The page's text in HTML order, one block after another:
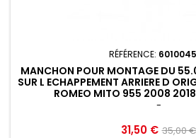
RÉFÉRENCE:
MANCHON POUR MONTAGE DU
SUR L ECHAPPEMENT ARRIERE D
ROMEO MITO 955 2008
-
Prix
31,50 € Prix
35,00 €